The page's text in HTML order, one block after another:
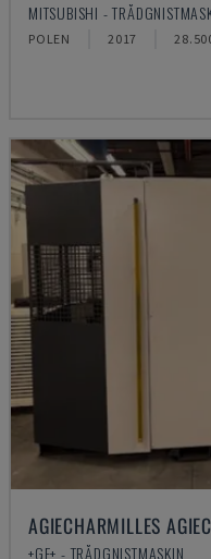
MITSUBISHI -
POLEN 2017
AGIECHARMILLES
+GF+ - TRÅDGNISTMASKIN